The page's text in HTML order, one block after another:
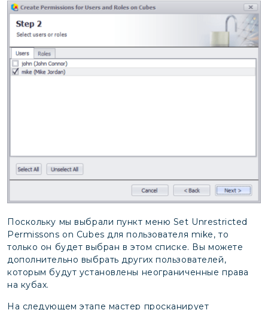
Поскольку мы выбрали пункт меню Set Unrestricted
Permissons on Cubes для пользователя mike, то
только он будет выбран в этом списке. Вы можете
дополнительно выбрать других пользователей,
которым будут установлены неограниченные права
на кубах.
На следующем этапе мастер просканирует